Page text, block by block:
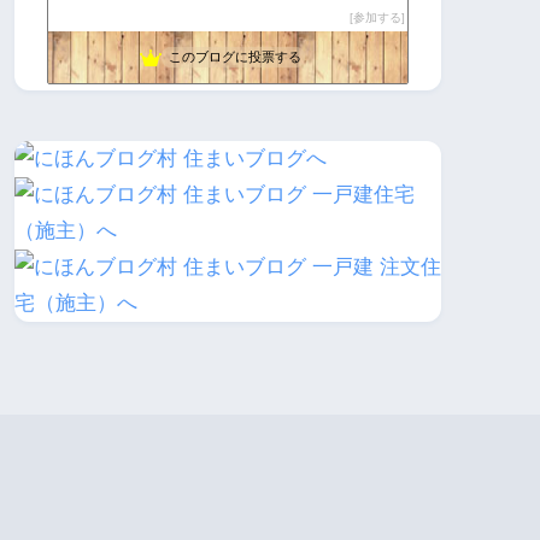
181位 我が家に我が家が出来るのかぁ
182位 パナホームで建てた体験を包み隠さず公開！
参加する
このブログに投票する